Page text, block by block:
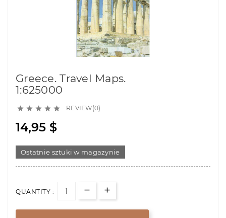
Greece. Travel Maps.
1:625000
     REVIEW(0)
14,95 $
Ostatnie sztuki w magazynie
QUANTITY :